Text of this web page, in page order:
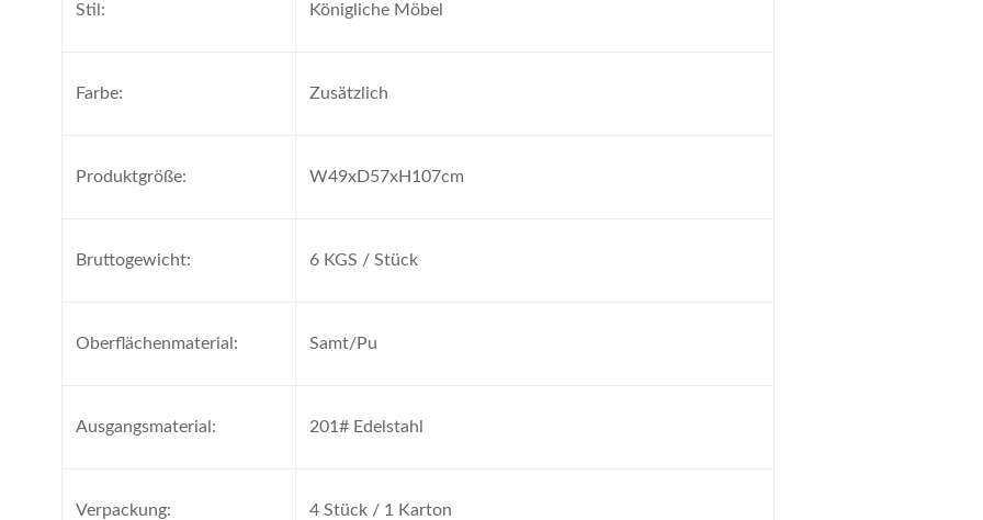
Stil: Königliche Möbel
Farbe: Zusätzlich
Produktgröße: W49xD57xH107cm
Bruttogewicht: 6 KGS / Stück
Oberflächenmaterial: Samt/Pu
Ausgangsmaterial: 201# Edelstahl
Verpackung: 4 Stück / 1 Karton